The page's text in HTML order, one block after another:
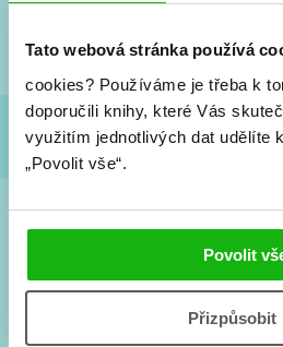
Tato webová stránka používá
cookies? Používáme je třeba k
doporučili knihy, které Vás
využitím jednotlivých dat udělíte
„Povolit vše“.
Povolit
Přizpůsobit
a seriálové
Souhlasím spodmínkami
Tvá e-mailová adresa je u nás v